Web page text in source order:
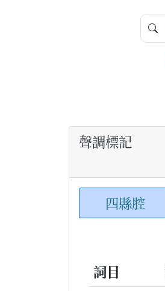
聲調標記
四縣腔
詞目